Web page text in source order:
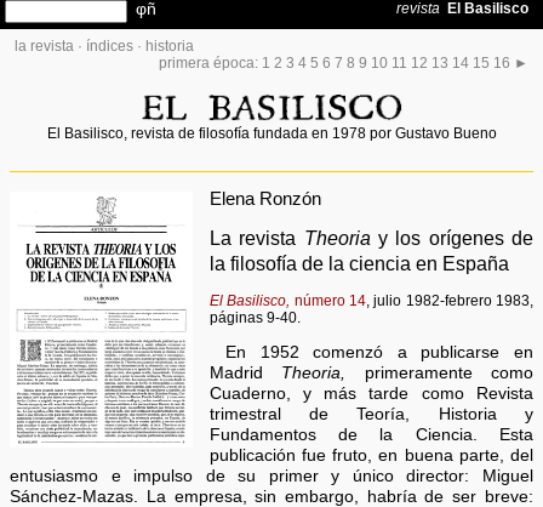
la revista · índices · historia
primera época: 1 2 3 4 5 6 7 8 9 10 11 12 13 14 15 16 ►
El Basilisco, revista de filosofía fundada en 1978 por Gustavo Bueno
Elena Ronzón
La revista Theoria y los orígenes de
la filosofía de la ciencia en España
El Basilisco, número 14, julio 1982-febrero 1983,
páginas 9-40.
En 1952 comenzó a publicarse en
Madrid Theoria, primeramente como
Cuaderno, y más tarde como Revista
trimestral de Teoría, Historia y
Fundamentos de la Ciencia. Esta
publicación fue fruto, en buena parte, del
entusiasmo e impulso de su primer y único director: Miguel
Sánchez-Mazas. La empresa, sin embargo, habría de ser breve: